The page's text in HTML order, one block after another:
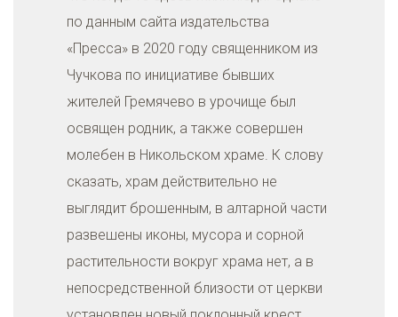
по данным сайта издательства
«Пресса» в 2020 году священником из
Чучкова по инициативе бывших
жителей Гремячево в урочище был
освящен родник, а также совершен
молебен в Никольском храме. К слову
сказать, храм действительно не
выглядит брошенным, в алтарной части
развешены иконы, мусора и сорной
растительности вокруг храма нет, а в
непосредственной близости от церкви